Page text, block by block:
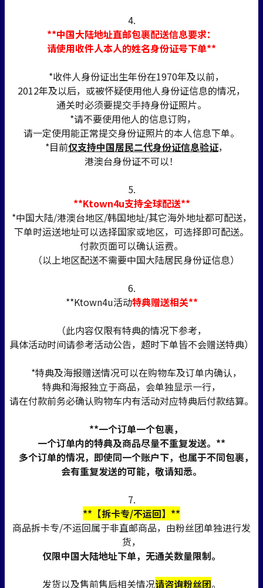
4.
**中国大陆地址直邮包裹配送信息要求：
请使用收件人本人的姓名身份证号下单**
*收件人身份证出生年份在1970年及以前，
2012年及以后，或被怀疑使用他人身份证信息的情况，
通关时必须要提交手持身份证照片。
*请不要使用他人的信息订购，
请一定使用能正常提交身份证照片的本人信息下单。
*目前仅支持中国居民二代身份证信息验证，
港澳台身份证不可以！
5.
**Ktown4u支持全球配送**
*中国大陆/港澳台地区/韩国地址/其它海外地址都可配送，
下单时运送地址可以选择国家或地区，可选择即可配送。
付款页面可以确认运费。
（以上地区配送不需要中国大陆居民身份证信息）
6.
**Ktown4u活动特典赠送相关**
（此内容仅限有特典的情况下参考，
具体活动时间请参考活动公告，超时下单皆不会赠送特典）
*特典及海报赠送情况可以在购物车及订单内确认，
特典和海报独立于商品，会单独显示一行，
请在付款前务必确认购物车内有活动对应特典后付款结算。
**一个订单一个包裹，
一个订单内的特典及商品尽量不重复发送。**
多个订单的情况，即使同一个账户下，也属于不同包裹，
会有重复发送的可能，敬请知悉。
7.
**【拆卡专/不运回】**
商品拆卡专/不运回属于非直邮商品，由粉丝团单独进行发
货，
仅限中国大陆地址下单，无通关数量限制。
发货以及售前售后相关情况请咨询粉丝团。